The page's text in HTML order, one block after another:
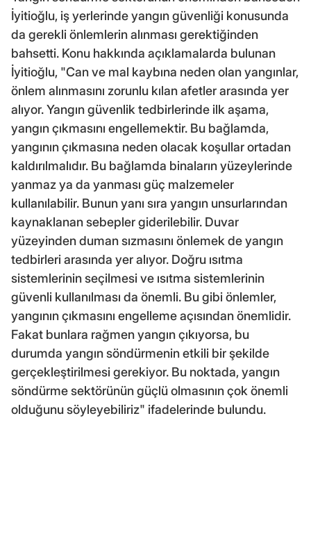
İyitioğlu, iş yerlerinde yangın güvenliği konusunda
da gerekli önlemlerin alınması gerektiğinden
bahsetti. Konu hakkında açıklamalarda bulunan
İyitioğlu, "Can ve mal kaybına neden olan yangınlar,
önlem alınmasını zorunlu kılan afetler arasında yer
alıyor. Yangın güvenlik tedbirlerinde ilk aşama,
yangın çıkmasını engellemektir. Bu bağlamda,
yangının çıkmasına neden olacak koşullar ortadan
kaldırılmalıdır. Bu bağlamda binaların yüzeylerinde
yanmaz ya da yanması güç malzemeler
kullanılabilir. Bunun yanı sıra yangın unsurlarından
kaynaklanan sebepler giderilebilir. Duvar
yüzeyinden duman sızmasını önlemek de yangın
tedbirleri arasında yer alıyor. Doğru ısıtma
sistemlerinin seçilmesi ve ısıtma sistemlerinin
güvenli kullanılması da önemli. Bu gibi önlemler,
yangının çıkmasını engelleme açısından önemlidir.
Fakat bunlara rağmen yangın çıkıyorsa, bu
durumda yangın söndürmenin etkili bir şekilde
gerçekleştirilmesi gerekiyor. Bu noktada, yangın
söndürme sektörünün güçlü olmasının çok önemli
olduğunu söyleyebiliriz" ifadelerinde bulundu.